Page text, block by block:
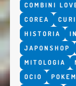
COMBINI
COREA
HISTORIA
JAPONSHOP
MITOLOGIA
OCIO